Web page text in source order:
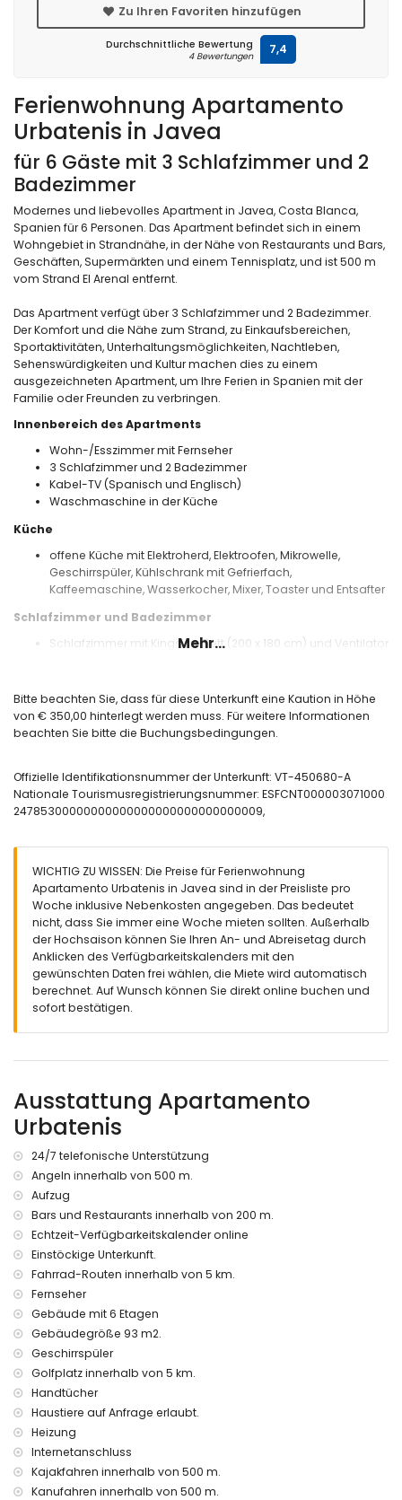
Ferienwohnung Apartamento
Urbatenis in Javea
für 6 Gäste mit 3 Schlafzimmer und 2
Badezimmer
Modernes und liebevolles Apartment in Javea, Costa Blanca,
Spanien für 6 Personen. Das Apartment befindet sich in einem
Wohngebiet in Strandnähe, in der Nähe von Restaurants und Bars,
Geschäften, Supermärkten und einem Tennisplatz, und ist 500 m
vom Strand El Arenal entfernt.
Das Apartment verfügt über 3 Schlafzimmer und 2 Badezimmer.
Der Komfort und die Nähe zum Strand, zu Einkaufsbereichen,
Sportaktivitäten, Unterhaltungsmöglichkeiten, Nachtleben,
Sehenswürdigkeiten und Kultur machen dies zu einem
ausgezeichneten Apartment, um Ihre Ferien in Spanien mit der
Familie oder Freunden zu verbringen.
Innenbereich des Apartments
Wohn-/Esszimmer mit Fernseher
3 Schlafzimmer und 2 Badezimmer
Kabel-TV (Spanisch und Englisch)
Waschmaschine in der Küche
Küche
offene Küche mit Elektroherd, Elektroofen, Mikrowelle,
Geschirrspüler, Kühlschrank mit Gefrierfach,
Kaffeemaschine, Wasserkocher, Mixer, Toaster und Entsafter
Schlafzimmer und Badezimmer
Schlafzimmer mit Kingsize-Bett (200 x 180 cm) und Ventilator
Schlafzimmer mit 2 Einzelbetten und Ventilator
Eigenes Badezimmer mit Waschbecken und Dusche
Badezimmer mit Waschbecken, Dusche und Haartrockner
eingezäuntes Grundstück
Weitere Informationen
Nächster Strand: El Arenal (innerhalb von 500 Metern vom
Apartment)
Nächster Hafen: Puerto de Javea (innerhalb von 4
Kilometern vom Apartment)
Nächster Flughafen: Alicante (innerhalb von 100 Kilometern
vom Apartment)
Zweitnächster Flughafen: Valencia (innerhalb von 100
Kilometern vom Apartment)
Rauchen nicht erlaubt
Aufzug.
Ausstattungen und Dienstleistungen, die im Mietpreis des
Apartments enthalten sind
24-Stunden-Notdienst
Ausstattungen und Dienstleistungen gegen Aufpreis
Internet (WiFi)
Bettwäsche und Handtücher
Wäscheservice
Zentralheizung und Klimaanlage
Unterhaltung und Freizeitaktivitäten für Ihren Urlaub in
Javea, Costa Blanca
Discothek, Nachtclub, Bar und Promenade (El Arenal)
(innerhalb von 500 Metern vom Apartment)
Kino (innerhalb von 5 Kilometern vom Apartment)
Sehenswürdigkeiten und Kultur in Javea, Costa Blanca
Museum und Kirche (innerhalb von 5 Kilometern von der
Sport
Mehr...
Bitte beachten Sie, dass für diese Unterkunft eine Kaution in Höhe
von € 350,00 hinterlegt werden muss. Für weitere Informationen
beachten Sie bitte die Buchungsbedingungen.
Offizielle Identifikationsnummer der Unterkunft: VT-450680-A
Nationale Tourismusregistrierungsnummer: ESFCNT000003071000
24785300000000000000000000000000009,
WICHTIG ZU WISSEN: Die Preise für Ferienwohnung
Apartamento Urbatenis in Javea sind in der Preisliste pro
Woche inklusive Nebenkosten angegeben. Das bedeutet
nicht, dass Sie immer eine Woche mieten sollten. Außerhalb
der Hochsaison können Sie Ihren An- und Abreisetag durch
Anklicken des Verfügbarkeitskalenders mit den
gewünschten Daten frei wählen, die Miete wird automatisch
berechnet. Auf Wunsch können Sie direkt online buchen und
sofort bestätigen.
Ausstattung Apartamento
Urbatenis
24/7 telefonische Unterstützung
Angeln innerhalb von 500 m.
Aufzug
Bars und Restaurants innerhalb von 200 m.
Echtzeit-Verfügbarkeitskalender online
Einstöckige Unterkunft.
Fahrrad-Routen innerhalb von 5 km.
Fernseher
Gebäude mit 6 Etagen
Gebäudegröße 93 m2.
Geschirrspüler
Golfplatz innerhalb von 5 km.
Handtücher
Haustiere auf Anfrage erlaubt.
Heizung
Internetanschluss
Kajakfahren innerhalb von 500 m.
Kanufahren innerhalb von 500 m.
Zu Ihren Favoriten hinzufügen
Durchschnittliche Bewertung
4 Bewertungen 7,4